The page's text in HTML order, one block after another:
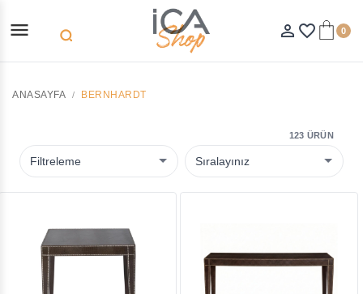
menu search person_outline favorite_border 0
ANASAYFA BERNHARDT
Filtreleme
123 ÜRÜN